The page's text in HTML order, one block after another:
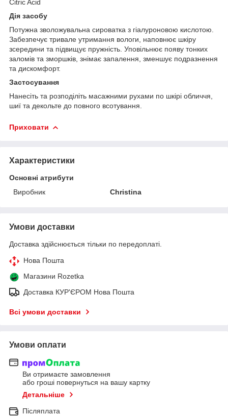
Citric Acid
Дія засобу
Потужна зволожувальна сироватка з гіалуроновою кислотою.
Забезпечує тривале утримання вологи, наповнює шкіру
зсередини та підвищує пружність. Уповільнює появу тонких
заломів та зморшків, знімає запалення, зменшує подразнення
та дискомфорт.
Застосування
Нанесіть та розподіліть масажними рухами по шкірі обличчя,
шиї та декольте до повного всотування.
Приховати
Характеристики
Основні атрибути
Виробник
Christina
Умови доставки
Доставка здійснюється тільки по передоплаті.
Нова Пошта
Магазини Rozetka
Доставка КУР'ЄРОМ Нова Пошта
Всі умови доставки
Умови оплати
Ви отримаєте замовлення
або гроші повернуться на вашу картку
Детальніше
Післяплата